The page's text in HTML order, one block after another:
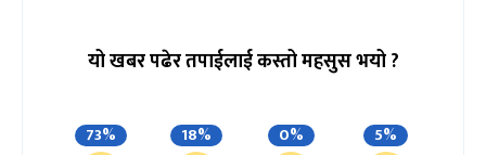
यो खबर पढेर तपाईलाई कस्तो महसुस भयो ?
73% 18% 0% 5%